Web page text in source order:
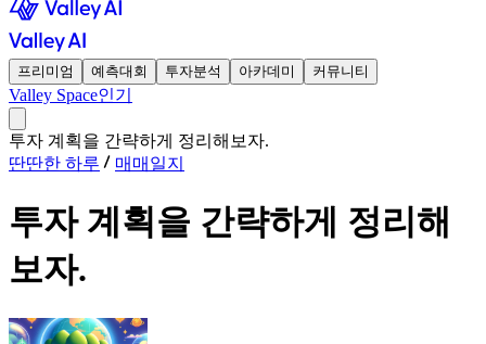
프리미엄 예측대회 투자분석 아카데미 커뮤니티
Valley Space인기
투자 계획을 간략하게 정리해보자.
딴딴한 하루
매매일지
투자 계획을 간략하게 정리해
보자.